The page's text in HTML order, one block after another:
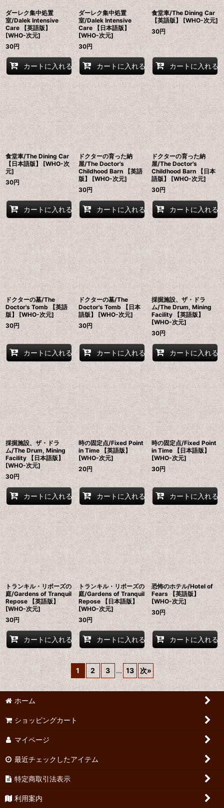
ダーレク集中処置
室/Dalek Intensive
Care 【英語版】
[WHO-次元]
30円
カートに入れる
ダーレク集中処置
室/Dalek Intensive
Care 【日本語版】
[WHO-次元]
30円
カートに入れる
食堂車/The Dining Car
【英語版】 [WHO-次元]
30円
カートに入れる
食堂車/The Dining Car
【日本語版】 [WHO-次
元]
30円
カートに入れる
ドクターの育った納
屋/The Doctor's
Childhood Barn 【英語
版】 [WHO-次元]
30円
カートに入れる
ドクターの育った納
屋/The Doctor's
Childhood Barn 【日本
語版】 [WHO-次元]
30円
カートに入れる
ドクターの墓/The
Doctor's Tomb 【英語
版】 [WHO-次元]
30円
カートに入れる
ドクターの墓/The
Doctor's Tomb 【日本
語版】 [WHO-次元]
30円
カートに入れる
採掘施設、ザ・ドラ
ム/The Drum, Mining
Facility 【英語版】
[WHO-次元]
30円
カートに入れる
採掘施設、ザ・ドラ
ム/The Drum, Mining
Facility 【日本語版】
[WHO-次元]
30円
カートに入れる
時の固定点/Fixed Point
in Time 【英語版】
[WHO-次元]
20円
カートに入れる
時の固定点/Fixed Point
in Time 【日本語版】
[WHO-次元]
30円
カートに入れる
トランキル・リポーズの
庭/Gardens of Tranquil
Repose 【英語版】
[WHO-次元]
30円
カートに入れる
トランキル・リポーズの
庭/Gardens of Tranquil
Repose 【日本語版】
[WHO-次元]
30円
カートに入れる
恐怖のホテル/Hotel of
Fears 【英語版】
[WHO-次元]
30円
カートに入れる
1 2 3 ... 13 次»
ホーム
ショッピングカート
マイページ
最近チェックしたアイテム
特定商取引法表示
利用案内